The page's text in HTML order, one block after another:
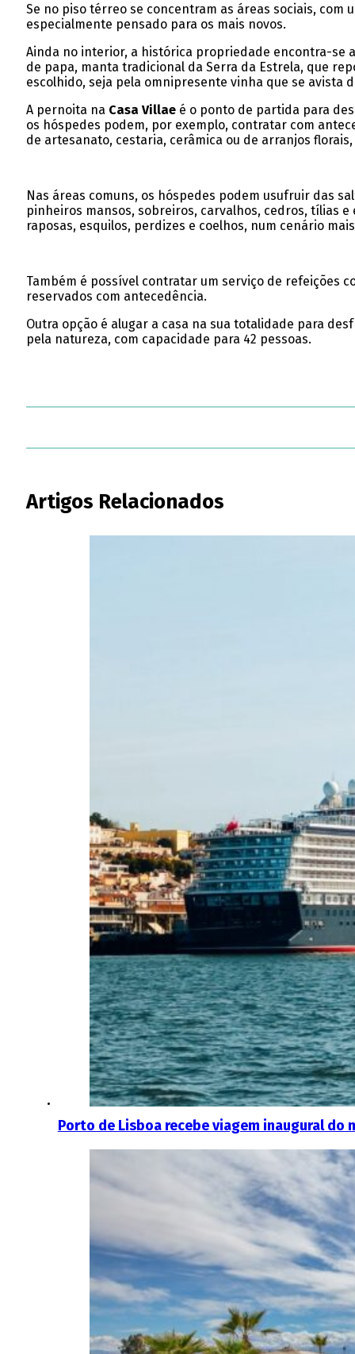
Se no piso térreo se concentram as áreas sociais,
especialmente pensado para os mais novos.
Ainda no interior, a histórica propriedade encontra-se
de papa, manta tradicional da Serra da Estrela, que
escolhido, seja pela omnipresente vinha que se
A pernoita na Casa Villaeé o ponto de partida para
os hóspedes podem, por exemplo, contratar com
de artesanato, cestaria, cerâmica ou de arranjos
Nas áreas comuns, os hóspedes podem usufruir das
pinheiros mansos, sobreiros, carvalhos, cedros, tílias
raposas, esquilos, perdizes e coelhos, num cenário
Também é possível contratar um serviço de refeições
reservados com antecedência.
Outra opção é alugar a casa na sua totalidade para
pela natureza, com capacidade para 42 pessoas.
Artigos Relacionados
Porto de Lisboa recebe viagem inaugural do